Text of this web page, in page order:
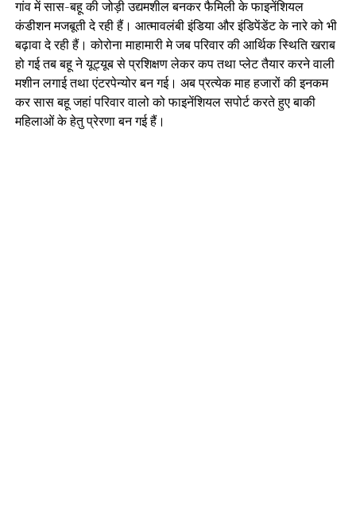
गांव में सास-बहू की जोड़ी उद्यमशील बनकर फैमिली के फाइनेंशियल
कंडीशन मजबूती दे रही हैं। आत्मावलंबी इंडिया और इंडिपेंडेंट के नारे को भी
बढ़ावा दे रही हैं। कोरोना माहामारी मे जब परिवार की आर्थिक स्थिति खराब
हो गई तब बहू ने यूट्यूब से प्रशिक्षण लेकर कप तथा प्लेट तैयार करने वाली
मशीन लगाई तथा एंटरपेन्योर बन गई। अब प्रत्येक माह हजारों की इनकम
कर सास बहू जहां परिवार वालो को फाइनेंशियल सपोर्ट करते हुए बाकी
महिलाओं के हेतु प्रेरणा बन गई हैं।